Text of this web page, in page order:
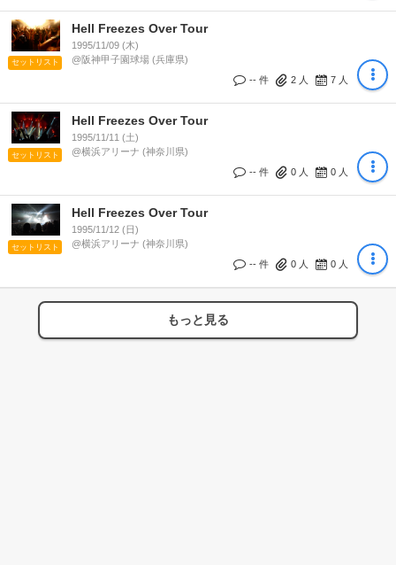
セットリスト
Hell Freezes Over Tour
1995/11/09 (木)
@阪神甲子園球場 (兵庫県)
-- 件
2 人 7 人
セットリスト
Hell Freezes Over Tour
1995/11/11 (土)
@横浜アリーナ (神奈川県)
-- 件
0 人 0 人
セットリスト
Hell Freezes Over Tour
1995/11/12 (日)
@横浜アリーナ (神奈川県)
-- 件
0 人 0 人
もっと見る